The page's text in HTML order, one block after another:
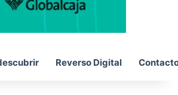
Reverso Digital